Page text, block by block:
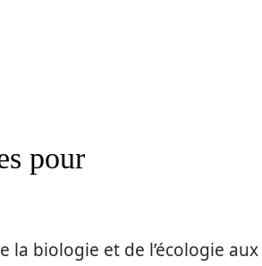
pour
la biologie et de l’écologie aux